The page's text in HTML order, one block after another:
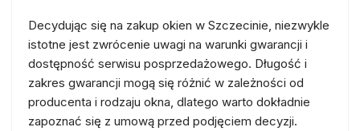
Decydując się na zakup okien w Szczecinie, niezwykle
istotne jest zwrócenie uwagi na warunki gwarancji i
dostępność serwisu posprzedażowego. Długość i
zakres gwarancji mogą się różnić w zależności od
producenta i rodzaju okna, dlatego warto dokładnie
zapoznać się z umową przed podjęciem decyzji.